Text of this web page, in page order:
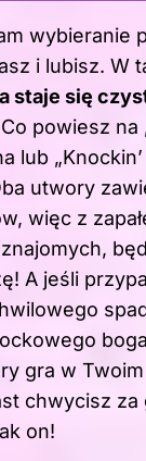
wybieranie
i lubisz. W
staje się
Co powiesz na
lub
utwory
więc z
A jeśli
gra w
chwycisz za
on!